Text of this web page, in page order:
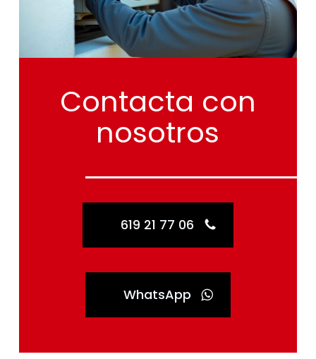
Contacta con
nosotros
619 21 77 06
WhatsApp